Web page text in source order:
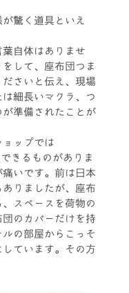
驚く道具といえ
自体はありませ
して、座布団つま
さいと伝え、現場
細長いマクラ、つ
準備されたことが
ップでは
きるものがありま
いです。前は日本
りましたが、座布
スペースを荷物の
のカバーだけを持
の部屋からこっそ
ています。その方